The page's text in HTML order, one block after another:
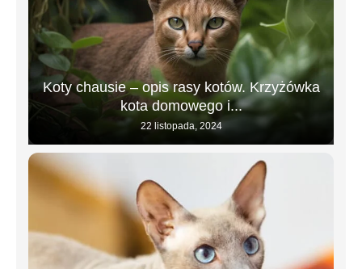
Koty chausie – opis rasy kotów. Krzyżówka
kota domowego i...
22 listopada, 2024